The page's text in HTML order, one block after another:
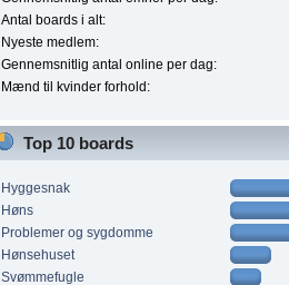
Antal boards i alt:
Nyeste medlem:
Gennemsnitlig antal online per dag:
Mænd til kvinder forhold:
Top 10 boards
Hyggesnak
Høns
Problemer og sygdomme
Hønsehuset
Svømmefugle